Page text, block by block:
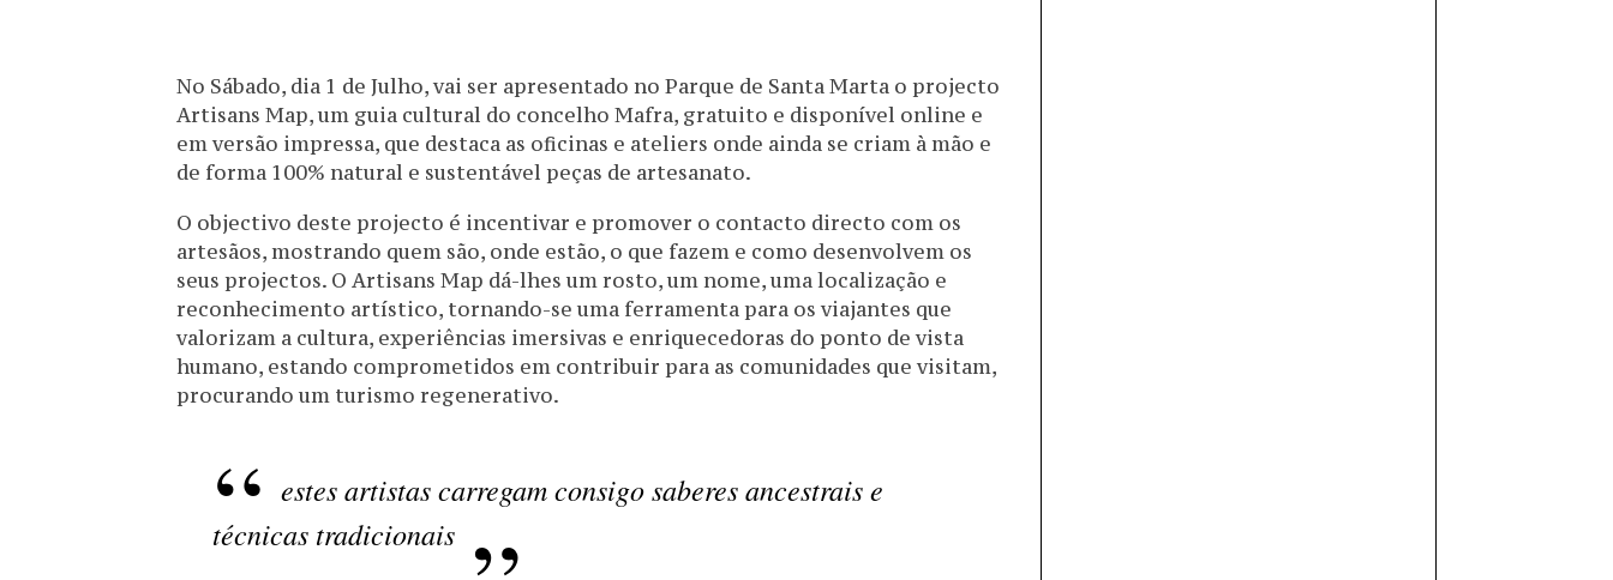
No Sábado, dia 1 de Julho, vai ser apresentado no Parque de Santa Marta o projecto
Artisans Map, um guia cultural do concelho Mafra, gratuito e disponível online e
em versão impressa, que destaca as oficinas e ateliers onde ainda se criam à mão e
de forma 100% natural e sustentável peças de artesanato.
O objectivo deste projecto é incentivar e promover o contacto directo com os
artesãos, mostrando quem são, onde estão, o que fazem e como desenvolvem os
seus projectos. O Artisans Map dá-lhes um rosto, um nome, uma localização e
reconhecimento artístico, tornando-se uma ferramenta para os viajantes que
valorizam a cultura, experiências imersivas e enriquecedoras do ponto de vista
humano, estando comprometidos em contribuir para as comunidades que visitam,
procurando um turismo regenerativo.
estes artistas carregam consigo saberes ancestrais e
técnicas tradicionais